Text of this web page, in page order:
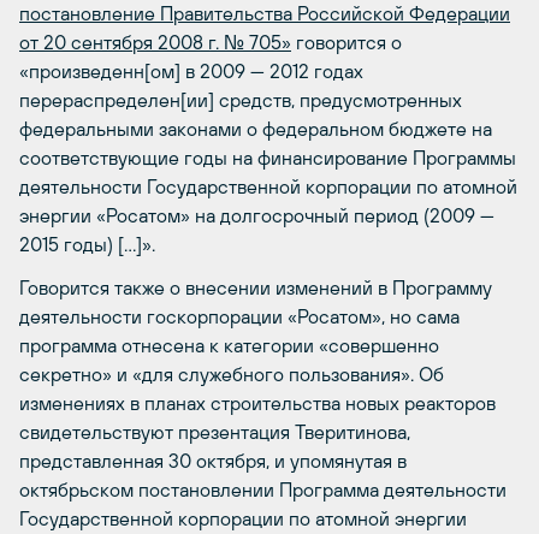
постановление Правительства Российской Федерации
от 20 сентября 2008 г. № 705» говорится о
«произведенн[ом] в 2009 — 2012 годах
перераспределен[ии] средств, предусмотренных
федеральными законами о федеральном бюджете на
соответствующие годы на финансирование Программы
деятельности Государственной корпорации по атомной
энергии «Росатом» на долгосрочный период (2009 —
2015 годы) […]».
Говорится также о внесении изменений в Программу
деятельности госкорпорации «Росатом», но сама
программа отнесена к категории «совершенно
секретно» и «для служебного пользования». Об
изменениях в планах строительства новых реакторов
свидетельствуют презентация Тверитинова,
представленная 30 октября, и упомянутая в
октябрьском постановлении Программа деятельности
Государственной корпорации по атомной энергии